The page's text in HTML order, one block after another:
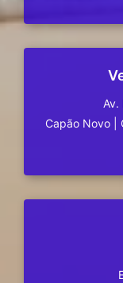
Av.
Capão Novo